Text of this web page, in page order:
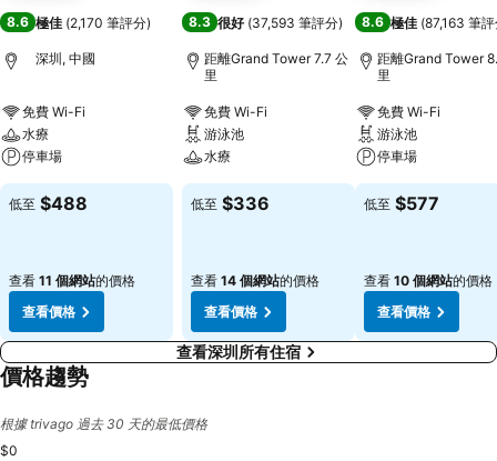
8.6 極佳 (2,170 筆評分)
深圳, 中國
免費 Wi-Fi
水療
停車場
低至 $488
查看 11 個網站的價格
查看價格
8.3 很好 (37,593 筆評分)
距離Grand Tower 7.7 公
里
免費 Wi-Fi
游泳池
水療
低至 $336
查看 14 個網站的價格
查看價格
8.6 極佳 (87,163 筆
距離Grand Tower
里
免費 Wi-Fi
游泳池
停車場
低至 $577
查看 10 個網站的價格
查看價格
查看深圳所有住宿
價格趨勢
根據 trivago 過去 30 天的最低價格
$0